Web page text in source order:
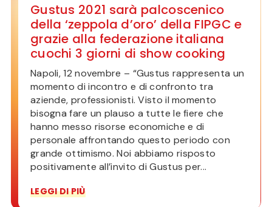
Gustus 2021 sarà palcoscenico
della ‘zeppola d’oro’ della FIPGC e
grazie alla federazione italiana
cuochi 3 giorni di show cooking
Napoli, 12 novembre – “Gustus rappresenta un
momento di incontro e di confronto tra
aziende, professionisti. Visto il momento
bisogna fare un plauso a tutte le fiere che
hanno messo risorse economiche e di
personale affrontando questo periodo con
grande ottimismo. Noi abbiamo risposto
positivamente all’invito di Gustus per...
LEGGI DI PIÙ